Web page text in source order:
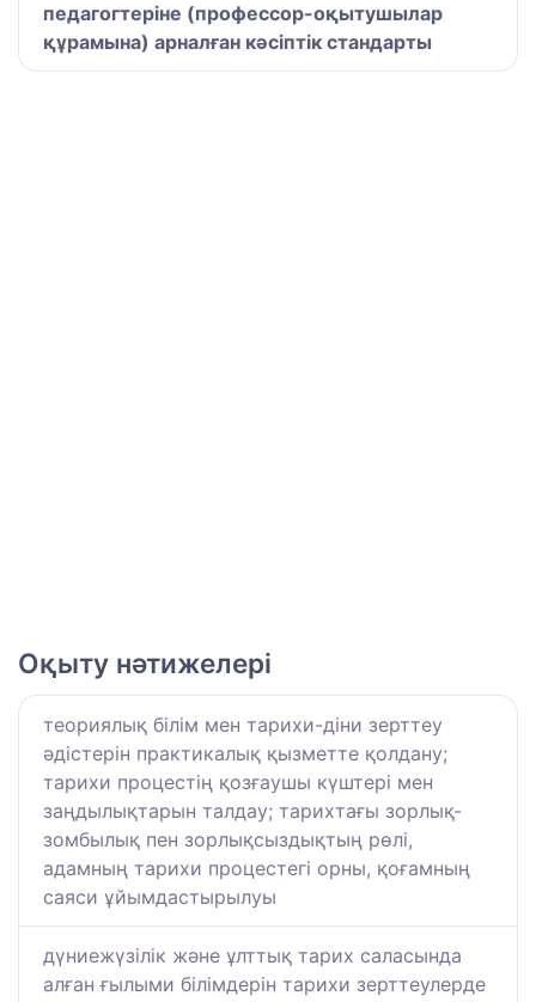
педагогтеріне (профессор-оқытушылар
құрамына) арналған кәсіптік стандарты
Оқыту нәтижелері
теориялық білім мен тарихи-діни зерттеу
әдістерін практикалық қызметте қолдану;
тарихи процестің қозғаушы күштері мен
заңдылықтарын талдау; тарихтағы зорлық-
зомбылық пен зорлықсыздықтың рөлі,
адамның тарихи процестегі орны, қоғамның
саяси ұйымдастырылуы
дүниежүзілік және ұлттық тарих саласында
алған ғылыми білімдерін тарихи зерттеулерде